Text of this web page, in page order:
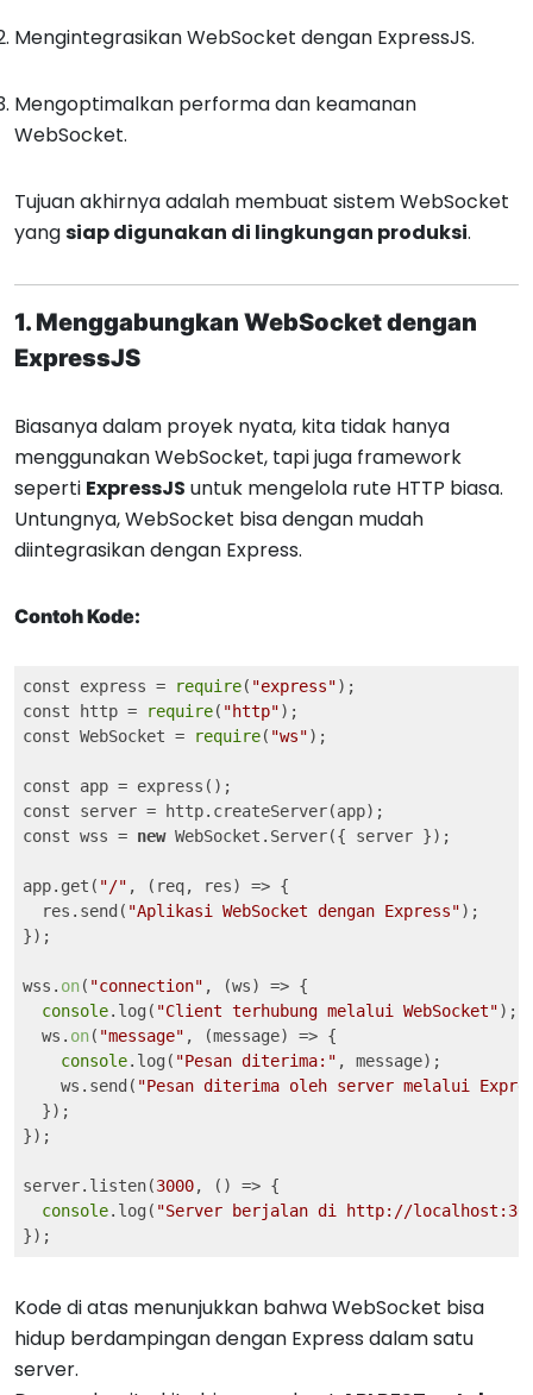
Mengintegrasikan WebSocket dengan ExpressJS.
Mengoptimalkan performa dan keamanan
WebSocket.
Tujuan akhirnya adalah membuat sistem WebSocket
yangsiap digunakan di lingkungan produksi.
1. Menggabungkan WebSocket dengan
ExpressJS
Biasanya dalam proyek nyata, kita tidak hanya
menggunakan WebSocket, tapi juga framework
seperti ExpressJS untuk mengelola rute HTTP biasa.
Untungnya, WebSocket bisa dengan mudah
diintegrasikan dengan Express.
Contoh Kode:
const express = require( "express");
const http =
require( "http");
const WebSocket =
require( "ws");
const app = express();
const server = http.createServer(app);
const wss = new WebSocket.Server({ server });
app.get( "/" , (req, res) => {
res.send( "Aplikasi WebSocket dengan Express");
});
wss. on( "connection" , (ws) => {
console.log( "Client terhubung melalui WebSocket");
ws. on( "message" , (message) => {
console.log( "Pesan diterima:" , message);
ws.send( "Pesan diterima oleh server melalui
});
});
server.listen(3000, () => {
console.log( "Server berjalan di http://
Kode di atas menunjukkan bahwa WebSocket bisa
hidup berdampingan dengan Express dalam satu
server.